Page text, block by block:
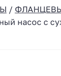
/
насос с